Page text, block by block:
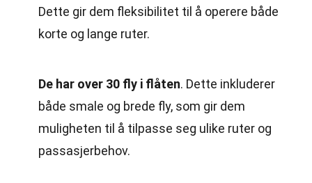
Dette gir dem fleksibilitet til å operere både
korte og lange ruter.
De har over 30 fly i flåten. Dette inkluderer
både smale og brede fly, som gir dem
muligheten til å tilpasse seg ulike ruter og
passasjerbehov.